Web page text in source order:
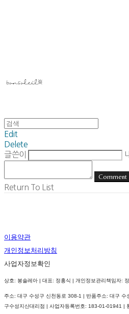
Edit
Delete
글쓴이
Comment
Return To List
이용약관
개인정보처리방침
사업자정보확인
상호: 봉솔레아 | 대표: 정홍식 | 개인정보관리책임자:
주소: 대구 수성구 신천동로 308-1 | 반품주소: 대구
구수성지산대리점 | 사업자등록번호: 183-01-01941 |